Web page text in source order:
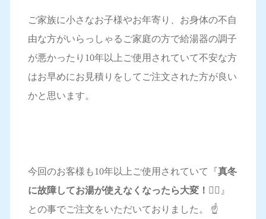
ご家族に小さなお子様やお年寄り、お身体の不自
由な方がいらっしゃるご家庭の方で給湯器の調子
が悪かったり10年以上ご使用されていて不安な方
はお早めにお見積りをしてご注文された方が良い
かと思います。
今回のお客様も10年以上ご使用されていて『真冬
に故障してお湯が使えなくなったら大変！🤦‍♀️ 』
との事でご注文をいただいておりました。 ☝️